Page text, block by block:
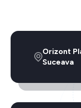
Orizont
Suceava